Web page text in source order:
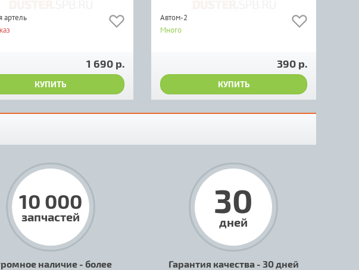
артель
1 690 р.
КУПИТЬ
Автом-2
Много
390 р.
КУПИТЬ
10 000
запчастей
наличие - более
30
дней
Гарантия качества - 30 дней